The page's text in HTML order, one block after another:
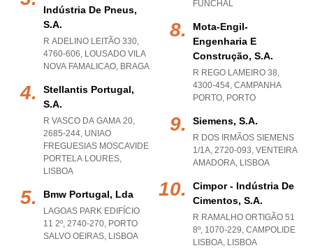
Indústria De Pneus,
S.a.
R ADELINO LEITÃO 330,
4760-606, LOUSADO VILA
NOVA FAMALICAO, BRAGA
Stellantis Portugal,
S.a.
R VASCO DA GAMA 20,
2685-244, UNIAO
FREGUESIAS MOSCAVIDE
PORTELA LOURES,
LISBOA
Bmw Portugal, Lda
LAGOAS PARK EDIFÍCIO
11 2º, 2740-270, PORTO
SALVO OEIRAS, LISBOA
FUNCHAL
Mota-Engil-
Engenharia E
Construção, S.a.
R REGO LAMEIRO 38,
4300-454, CAMPANHA
PORTO, PORTO
Siemens, S.a.
R DOS IRMÃOS SIEMENS
1/1A, 2720-093, VENTEIRA
AMADORA, LISBOA
Cimpor - Indústria De
Cimentos, S.a.
R RAMALHO ORTIGÃO 51
8º, 1070-229, CAMPOLIDE
LISBOA, LISBOA